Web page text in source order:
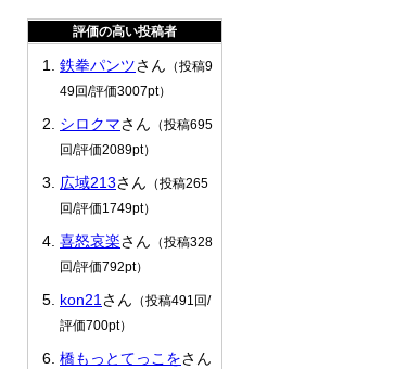
評価の高い投稿者
鉄拳パンツさん （投稿9
49回/評価3007pt）
シロクマさん （投稿695
回/評価2089pt）
広域213さん （投稿265
回/評価1749pt）
喜怒哀楽さん （投稿328
回/評価792pt）
kon21 さん （投稿491回/
評価700pt）
橋もっとてっこをさん